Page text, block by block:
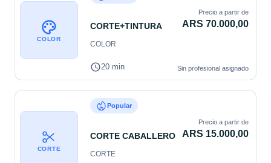
COLOR
CORTE+TINTURA
Precio a partir de
ARS 70.000,00
COLOR
20 min Sin profesional asignado
CORTE
Popular
CORTE CABALLERO
Precio a partir de
ARS 15.000,00
CORTE